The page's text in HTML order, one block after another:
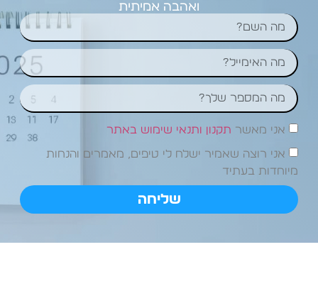
ואהבה אמיתית
אני מאשרתקנון ותנאי שימוש באתר
אני רוצה שאמיר ישלח לי טיפים, מאמרים והנחות
בעתיד
שליחה